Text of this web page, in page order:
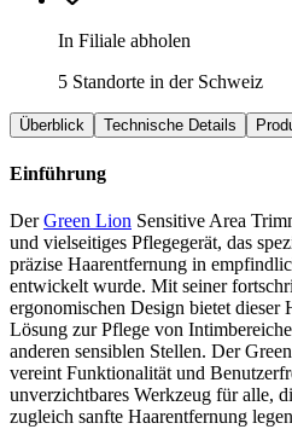
In Filiale abholen
5 Standorte in der Schweiz
Überblick Technische Details
Einführung
DerGreen Lion Sensitive Area
und vielseitiges Pflegegerät, das
präzise Haarentfernung in
entwickelt wurde. Mit seiner
ergonomischen Design bietet dieser
Lösung zur Pflege von
anderen sensiblen Stellen. Der
vereint Funktionalität und
unverzichtbares Werkzeug für alle,
zugleich sanfte Haarentfernung